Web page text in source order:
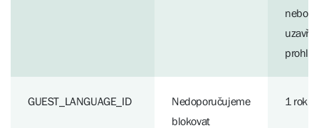
nebo
GUEST_LANGUAGE_ID
Nedoporučujeme
blokovat
1 rok